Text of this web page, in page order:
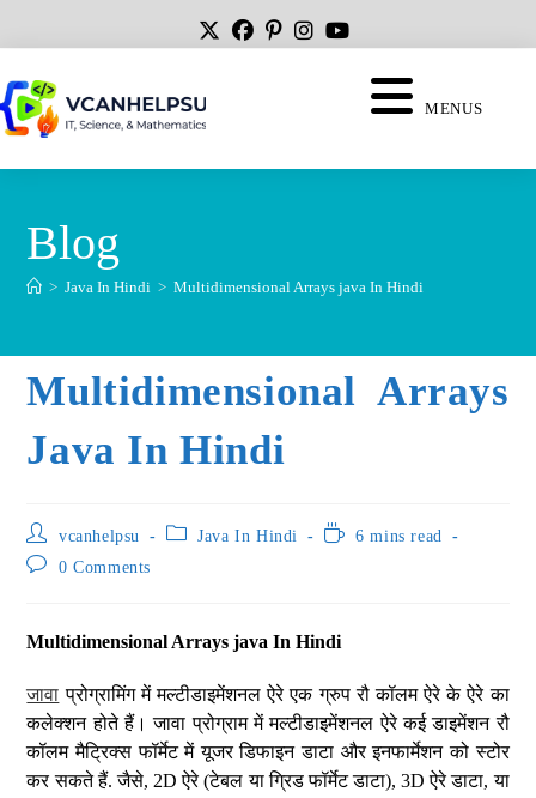
MENUS
Blog
> Java In Hindi > Multidimensional Arrays java In Hindi
Multidimensional Arrays
Java In Hindi
vcanhelpsu Java In Hindi
6 mins read
0 Comments
Multidimensional Arrays java In Hindi
जावा प्रोग्रामिंग में मल्टीडाइमेंशनल ऐरे एक ग्रुप रौ कॉलम ऐरे के ऐरे का
कलेक्शन होते हैं। जावा प्रोग्राम में मल्टीडाइमेंशनल ऐरे कई डाइमेंशन रौ
कॉलम मैट्रिक्स फॉर्मेट में यूजर डिफाइन डाटा और इनफार्मेशन को स्टोर
कर सकते हैं. जैसे, 2D ऐरे (टेबल या ग्रिड फॉर्मेट डाटा), 3D ऐरे डाटा, या